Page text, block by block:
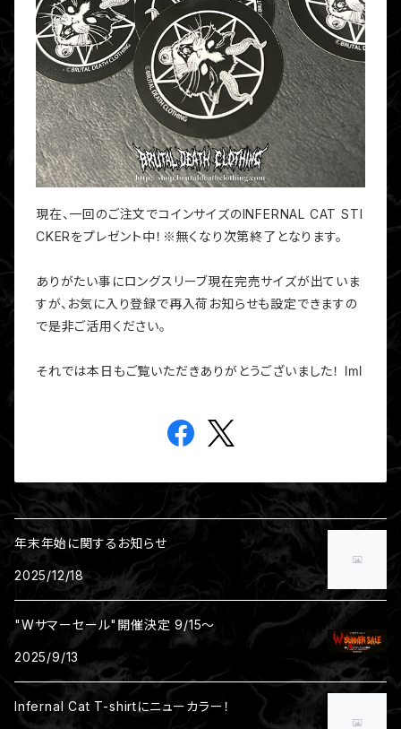
現在、一回のご注文でコインサイズのINFERNAL CAT STI
CKERをプレゼント中！※無くなり次第終了となります。
ありがたい事にロングスリーブ現在完売サイズが出ていま
すが、お気に入り登録で再入荷お知らせも設定できますの
で是非ご活用ください。
それでは本日も ご覧いただきありがとうございました！ lml
年末年始に関するお知らせ
2025/12/18
"Wサマーセール"開催決定 9/15～
2025/9/13
Infernal Cat T-shirtにニューカラー！